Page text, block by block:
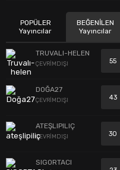
POPÜLER
Yayıncılar
BEĞENİLEN
Yayıncılar
TRUVALI-HELEN
ÇEVRİMDIŞI 55
DOĞA27
ÇEVRİMDIŞI 43
ATEŞLIPILIÇ
ÇEVRİMDIŞI 30
SIGORTACI